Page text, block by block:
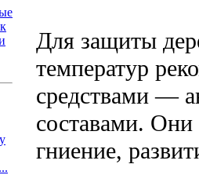
Для защиты
температур
средствами —
составами. Они
гниение,